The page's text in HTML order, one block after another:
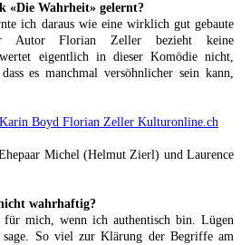
«Die Wahrheit» gelernt?
ich daraus wie eine wirklich gut gebaute
Autor Florian Zeller bezieht keine
eigentlich in dieser Komödie nicht,
es manchmal versöhnlicher sein kann,
Michel (Helmut Zierl) und Laurence
wahrhaftig?
für mich, wenn ich authentisch bin. Lügen
So viel zur Klärung der Begriffe am